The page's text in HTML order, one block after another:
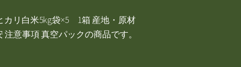
カリ白米5kg袋×5 1箱 産地・原材
意事項 真空パックの商品です。